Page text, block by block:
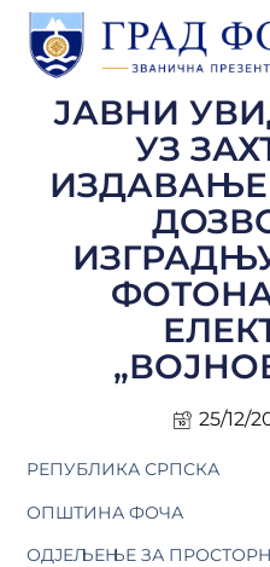
ЈАВНИ
УЗ
25/12/
РЕПУБЛИКА СРПСКА
ОПШТИНА ФОЧА
ОДЈЕЉЕЊЕ ЗА